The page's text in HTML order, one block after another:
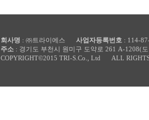
회사명 : ㈜트라이에스 사업자등록번호 : 114-
주소 : 경기도 부천시 원미구 도약로 261 A-1208(
COPYRIGHT©2015 TRI-S.Co., Ltd ALL